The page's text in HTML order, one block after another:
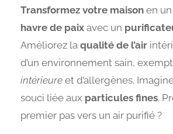
Transformez votre maison en
havre de paix avec un
Améliorez la qualité de l’air
d’un environnement sain,
intérieure et d’allergènes.
souci liée aux particules fines.
premier pas vers un air purifié ?